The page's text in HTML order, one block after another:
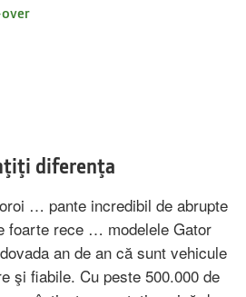
diferenţa
… pante incredibil de abrupte
foarte rece … modelele Gator
an de an că sunt vehicule
şi fiabile. Cu peste 500.000 de